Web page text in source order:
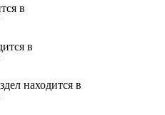
в
в
находится в